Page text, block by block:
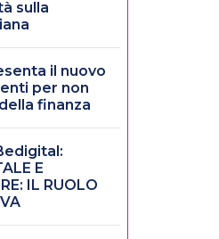
sulla
il nuovo
per non
finanza
E
IL RUOLO